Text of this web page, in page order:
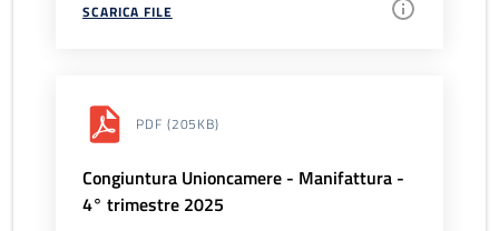
SCARICA FILE
PDF (205KB)
Congiuntura Unioncamere - Manifattura -
4° trimestre 2025